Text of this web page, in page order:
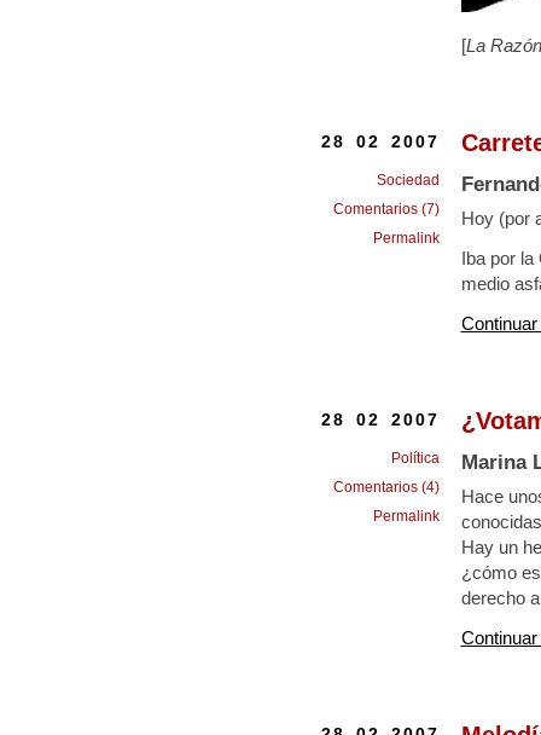
[La Razón
Hoy (por
Iba por la
medio
28 02 2007
Sociedad
Comentarios (7)
Permalink
Marina
Hace
Hay un
¿cómo
derecho
28 02 2007
Política
Comentarios (4)
Permalink